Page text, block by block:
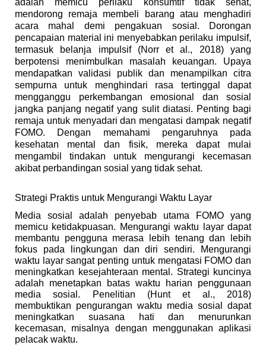
adalah memicu perilaku konsumtif tidak sehat,
mendorong remaja membeli barang atau menghadiri
acara mahal demi pengakuan sosial. Dorongan
pencapaian material ini menyebabkan perilaku impulsif,
termasuk belanja impulsif (Norr et al., 2018) yang
berpotensi menimbulkan masalah keuangan. Upaya
mendapatkan validasi publik dan menampilkan citra
sempurna untuk menghindari rasa tertinggal dapat
mengganggu perkembangan emosional dan sosial
jangka panjang negatif yang sulit diatasi. Penting bagi
remaja untuk menyadari dan mengatasi dampak negatif
FOMO. Dengan memahami pengaruhnya pada
kesehatan mental dan fisik, mereka dapat mulai
mengambil tindakan untuk mengurangi kecemasan
akibat perbandingan sosial yang tidak sehat.
Strategi Praktis untuk Mengurangi Waktu Layar
Media sosial adalah penyebab utama FOMO yang
memicu ketidakpuasan. Mengurangi waktu layar dapat
membantu pengguna merasa lebih tenang dan lebih
fokus pada lingkungan dan diri sendiri. Mengurangi
waktu layar sangat penting untuk mengatasi FOMO dan
meningkatkan kesejahteraan mental. Strategi kuncinya
adalah menetapkan batas waktu harian penggunaan
media sosial. Penelitian (Hunt et al., 2018)
membuktikan pengurangan waktu media sosial dapat
meningkatkan suasana hati dan menurunkan
kecemasan, misalnya dengan menggunakan aplikasi
pelacak waktu.